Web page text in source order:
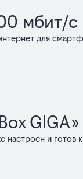
мбит/с
для
GIGA»
настроен и готов